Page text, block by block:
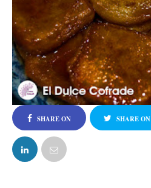
SHARE ON
FACEBOOK
SHARE ON